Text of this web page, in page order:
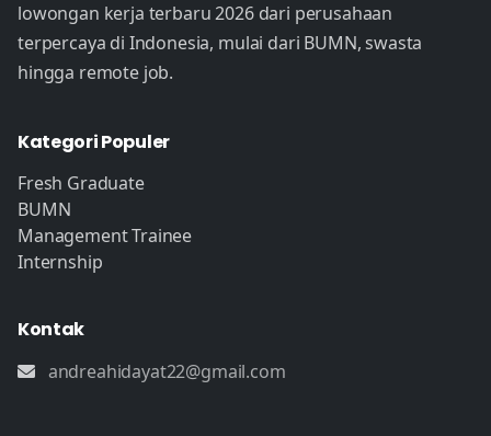
lowongan kerja terbaru 2026 dari perusahaan
terpercaya di Indonesia, mulai dari BUMN, swasta
hingga remote job.
Kategori Populer
Fresh Graduate
BUMN
Management Trainee
Internship
Kontak
andreahidayat22@gmail.com